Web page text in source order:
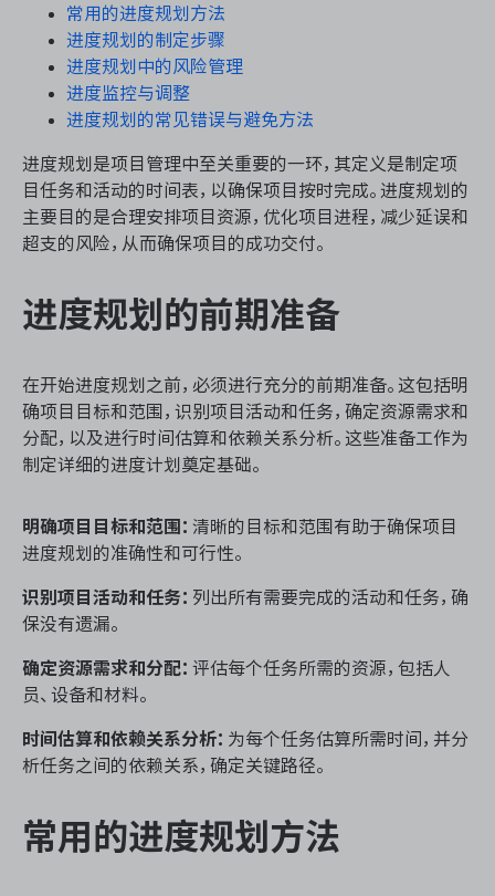
测试管理
研发效能管理
DevOps
资源和工时管理
ASPICE 研发管理
ONES 资讯
常用的进度规划方法
进度规划的制定步骤
进度规划中的风险管理
进度监控与调整
进度规划的常见错误与避免方法
进度规划是项目管理中至关重要的一环，其定义是制定项
目任务和活动的时间表，以确保项目按时完成。进度规划的
主要目的是合理安排项目资源，优化项目进程，减少延误和
超支的风险，从而确保项目的成功交付。
进度规划的前期准备
在开始进度规划之前，必须进行充分的前期准备。这包括明
确项目目标和范围，识别项目活动和任务，确定资源需求和
分配，以及进行时间估算和依赖关系分析。这些准备工作为
制定详细的进度计划奠定基础。
明确项目目标和范围： 清晰的目标和范围有助于确保项目
进度规划的准确性和可行性。
识别项目活动和任务： 列出所有需要完成的活动和任务，确
保没有遗漏。
确定资源需求和分配： 评估每个任务所需的资源，包括人
员、设备和材料。
时间估算和依赖关系分析： 为每个任务估算所需时间，并分
析任务之间的依赖关系，确定关键路径。
常用的进度规划方法